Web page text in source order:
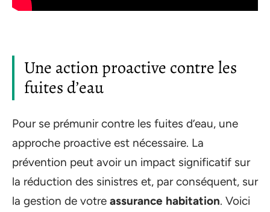
Une action proactive contre les
fuites d’eau
Pour se prémunir contre les fuites d’eau, une
approche proactive est nécessaire. La
prévention peut avoir un impact significatif sur
la réduction des sinistres et, par conséquent, sur
la gestion de votre assurance habitation. Voici